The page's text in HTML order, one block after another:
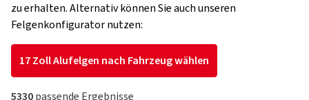
zu erhalten. Alternativ können Sie auch unseren
Felgenkonfigurator nutzen:
17 Zoll Alufelgen nach Fahrzeug wählen
5330passende Ergebnisse